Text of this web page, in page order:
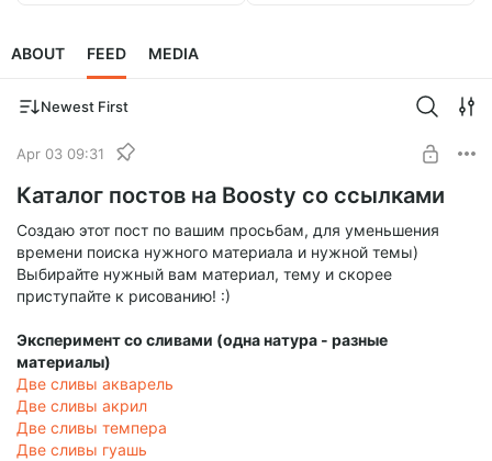
ABOUT FEED MEDIA
Newest First
Apr 03 09:31
Каталог постов на Boosty со ссылками
Создаю этот пост по вашим просьбам, для уменьшения
времени поиска нужного материала и нужной темы)
Выбирайте нужный вам материал, тему и скорее
приступайте к рисованию! :)
Эксперимент со сливами (одна натура - разные
материалы)
Две сливы акварель
Две сливы акрил
Две сливы темпера
Две сливы гуашь